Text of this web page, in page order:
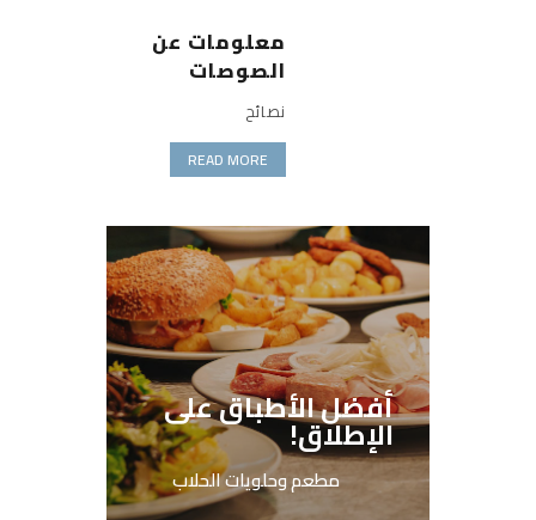
معلومات عن
الصوصات
نصائح
READ MORE
أفضل الأطباق على
الإطلاق!
مطعم وحلويات الحلاب